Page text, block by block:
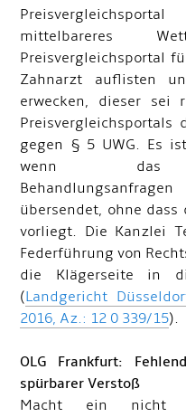
mittelbareres
Preisvergleichsportal
Zahnarzt auflisten
erwecken, dieser sei
Preisvergleichsportals
gegen § 5 UWG. Es
wenn das
übersendet, ohne
vorliegt. Die Kanzlei
Federführung von
die Klägerseite in
(Landgericht
2016, Az.: 12 0 339/15).
OLG Frankfurt:
spürbarer Verstoß
Macht ein nicht